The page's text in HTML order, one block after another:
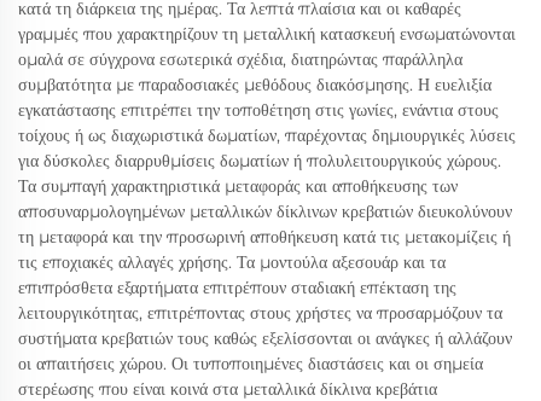
κατά τη διάρκεια της ημέρας. Τα λεπτά πλαίσια και οι καθαρές
γραμμές που χαρακτηρίζουν τη μεταλλική κατασκευή ενσωματώνονται
ομαλά σε σύγχρονα εσωτερικά σχέδια, διατηρώντας παράλληλα
συμβατότητα με παραδοσιακές μεθόδους διακόσμησης. Η ευελιξία
εγκατάστασης επιτρέπει την τοποθέτηση στις γωνίες, ενάντια στους
τοίχους ή ως διαχωριστικά δωματίων, παρέχοντας δημιουργικές λύσεις
για δύσκολες διαρρυθμίσεις δωματίων ή πολυλειτουργικούς χώρους.
Τα συμπαγή χαρακτηριστικά μεταφοράς και αποθήκευσης των
αποσυναρμολογημένων μεταλλικών δίκλινων κρεβατιών διευκολύνουν
τη μεταφορά και την προσωρινή αποθήκευση κατά τις μετακομίζεις ή
τις εποχιακές αλλαγές χρήσης. Τα μοντούλα αξεσουάρ και τα
επιπρόσθετα εξαρτήματα επιτρέπουν σταδιακή επέκταση της
λειτουργικότητας, επιτρέποντας στους χρήστες να προσαρμόζουν τα
συστήματα κρεβατιών τους καθώς εξελίσσονται οι ανάγκες ή αλλάζουν
οι απαιτήσεις χώρου. Οι τυποποιημένες διαστάσεις και οι σημεία
στερέωσης που είναι κοινά στα μεταλλικά δίκλινα κρεβάτια